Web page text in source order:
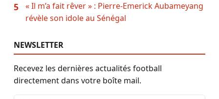
5
« Il m’a fait rêver » : Pierre-Emerick Aubameyang
révèle son idole au Sénégal
NEWSLETTER
Recevez les dernières actualités football
directement dans votre boîte mail.